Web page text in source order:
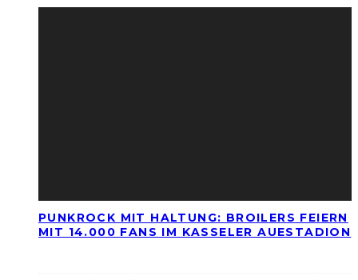
PUNKROCK MIT HALTUNG: BROILERS FEIERN
MIT 14.000 FANS IM KASSELER AUESTADION